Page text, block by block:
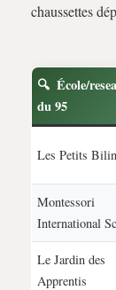
chaussettes
École/
du 95
Les Petits
Montessori
International
Le Jardin des
Apprentis